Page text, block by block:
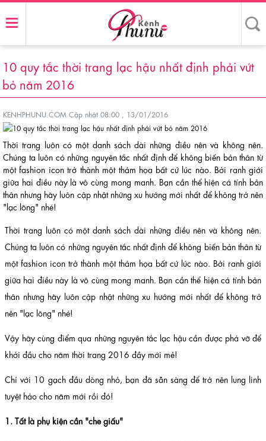
10 quy tắc thời trang lạc hậu nhất định phải vứt
bỏ năm 2016
KENHPHUNU.COM Cập nhật 08:00 , 13/01/2016
Thời trang luôn có một danh sách dài những điều nên và không nên.
Chúng ta luôn có những nguyên tắc nhất định để không biến bản thân từ
một fashion icon trở thành một thảm họa bất cứ lúc nào. Bởi ranh giới
giữa hai điều này là vô cùng mong manh. Bạn cần thể hiện cá tính bản
thân nhưng hãy luôn cập nhật những xu hướng mới nhất để không trở nên
"lạc lõng" nhé!
Thời trang luôn có một danh sách dài những điều nên và không nên.
Chúng ta luôn có những nguyên tắc nhất định để không biến bản thân từ
một fashion icon trở thành một thảm họa bất cứ lúc nào. Bởi ranh giới
giữa hai điều này là vô cùng mong manh. Bạn cần thể hiện cá tính bản
thân nhưng hãy luôn cập nhật những xu hướng mới nhất để không trở
nên "lạc lõng" nhé!
Vậy hãy cùng điểm qua những nguyên tắc lạc hậu cần được phá vỡ để
khởi đầu cho năm thời trang 2016 đầy mới mẻ!
Chỉ với 10 gạch đầu dòng nhỏ, bạn đã sẵn sàng để trở nên lung linh
tuyệt hảo cho năm mới rồi đó!
1. Tất là phụ kiện cần "che giấu"